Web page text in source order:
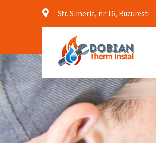
Str. Simeria, nr. 16, Bucuresti